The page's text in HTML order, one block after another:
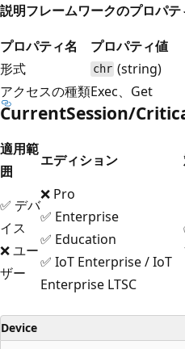
説明フレームワークのプロパテ
プロパティ名
プロパティ値
形式
chr (string)
アクセスの種類Exec、Get
CurrentSession/
適用範
囲
エディション
✅ デバ
イス
❌ ユー
ザー
❌ Pro
✅ Enterprise
✅ Education
✅ IoT Enterprise / IoT
Enterprise LTSC
Device